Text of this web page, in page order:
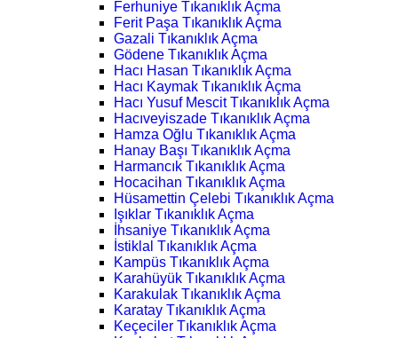
Ferhuniye Tıkanıklık Açma
Ferit Paşa Tıkanıklık Açma
Gazali Tıkanıklık Açma
Gödene Tıkanıklık Açma
Hacı Hasan Tıkanıklık Açma
Hacı Kaymak Tıkanıklık Açma
Hacı Yusuf Mescit Tıkanıklık Açma
Hacıveyiszade Tıkanıklık Açma
Hamza Oğlu Tıkanıklık Açma
Hanay Başı Tıkanıklık Açma
Harmancık Tıkanıklık Açma
Hocacihan Tıkanıklık Açma
Hüsamettin Çelebi Tıkanıklık Açma
Işıklar Tıkanıklık Açma
İhsaniye Tıkanıklık Açma
İstiklal Tıkanıklık Açma
Kampüs Tıkanıklık Açma
Karahüyük Tıkanıklık Açma
Karakulak Tıkanıklık Açma
Karatay Tıkanıklık Açma
Keçeciler Tıkanıklık Açma